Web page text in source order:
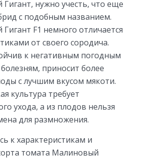
нужно учесть, что еще
с подобным названием.
F1 немного отличается
от своего сородича.
к негативным погодным
приносит более
с лучшим вкусом мякоти.
культура требует
ухода, а из плодов нельзя
для размножения.
к характеристикам и
томата Малиновый